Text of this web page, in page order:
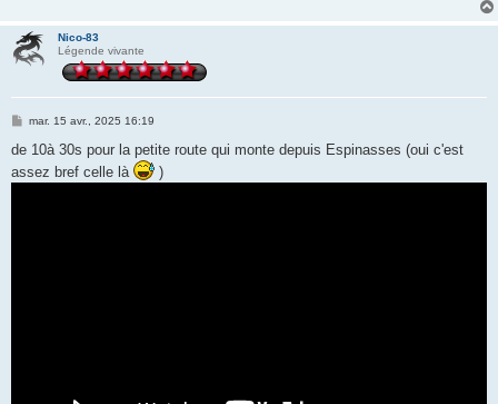
Nico-83
Légende vivante
M
s
a
g
mar. 15 avr., 2025 16:19
de 10à 30s pour la petite route qui monte depuis Espinasses (oui c'est
assez bref celle là
)